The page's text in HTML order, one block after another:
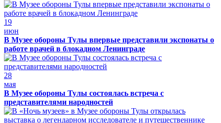
19
июн
В Музее обороны Тулы впервые представили экспонаты о
работе врачей в блокадном Ленинграде
28
мая
В Музее обороны Тулы состоялась встреча с
представителями народностей